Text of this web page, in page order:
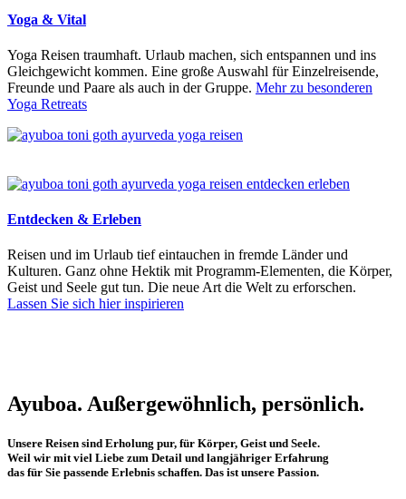
Yoga & Vital
Yoga Reisen traumhaft. Urlaub machen, sich entspannen und ins
Gleichgewicht kommen. Eine große Auswahl für Einzelreisende,
Freunde und Paare als auch in der Gruppe. Mehr zu besonderen
Yoga Retreats
Entdecken & Erleben
Reisen und im Urlaub tief eintauchen in fremde Länder und
Kulturen. Ganz ohne Hektik mit Programm-Elementen, die Körper,
Geist und Seele gut tun. Die neue Art die Welt zu erforschen.
Lassen Sie sich hier inspirieren
Ayuboa. Außer­gewöhnlich, persönlich.
Unsere Reisen sind Erholung pur, für Körper, Geist und Seele.
Weil wir mit viel Liebe zum Detail und langjähriger Erfahrung
das für Sie passende Erlebnis schaffen. Das ist unsere Passion.